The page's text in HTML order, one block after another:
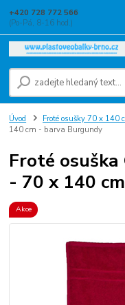
+420 728 772 566
(Po-Pá, 8-16 hod.)
Úvod Froté osušky 70 x 140
140 cm - barva Burgundy
Froté osuška
- 70 x 140
Akce